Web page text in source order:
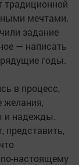
традиционной
мечтами.
задание
— написать
годы.
в процесс,
желания,
и надежды.
представить,
настоящему